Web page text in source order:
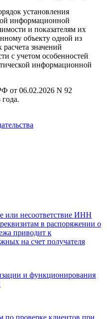
установления
информационной
и показателям их
объекту одной из
значений
с учетом особенностей
информационной
от 06.02.2026 N 92
или несоответствие ИНН
в распоряжении о
приводит к
на счет получателя
и функционирования
проверке клиентов при